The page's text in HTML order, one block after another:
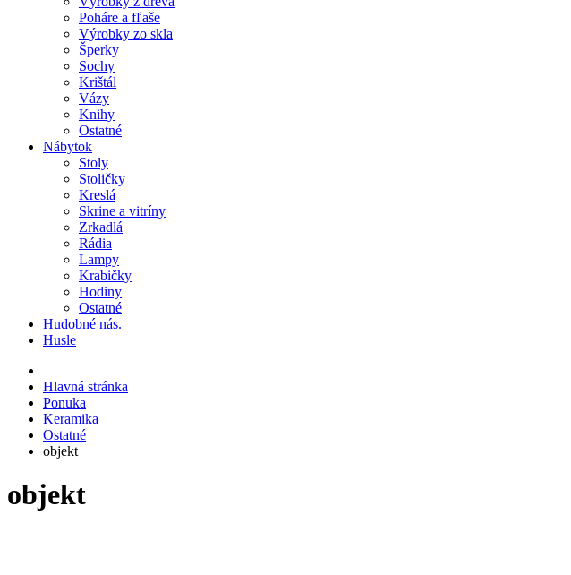
Poháre a fľaše
Výrobky zo skla
Šperky
Sochy
Krištál
Vázy
Knihy
Ostatné
Nábytok
Stoly
Stoličky
Kreslá
Skrine a vitríny
Zrkadlá
Rádia
Lampy
Krabičky
Hodiny
Ostatné
Hudobné nás.
Husle
Hlavná stránka
Ponuka
Keramika
Ostatné
objekt
objekt